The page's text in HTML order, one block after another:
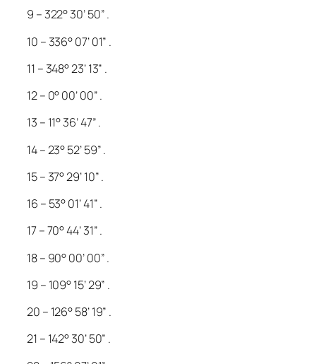
9 – 322° 30’ 50” .
10 – 336° 07’ 01” .
11 – 348° 23’ 13” .
12 – 0° 00’ 00” .
13 – 11° 36’ 47” .
14 – 23° 52’ 59” .
15 – 37° 29’ 10” .
16 – 53° 01’ 41” .
17 – 70° 44’ 31” .
18 – 90° 00’ 00” .
19 – 109° 15’ 29” .
20 – 126° 58’ 19” .
21 – 142° 30’ 50” .